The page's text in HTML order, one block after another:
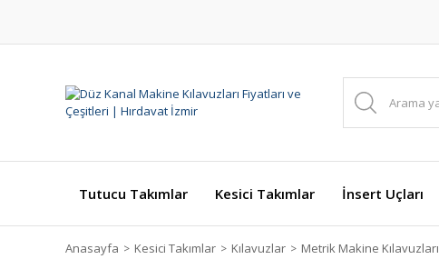
Tutucu Takımlar Kesici Takımlar İnsert Uçları
Anasayfa Kesici Takımlar Kılavuzlar Metrik Makine Kılavuzları